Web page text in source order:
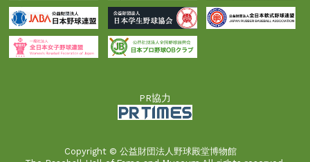
PR協力
Copyright © 公益財団法人野球殿堂博物館